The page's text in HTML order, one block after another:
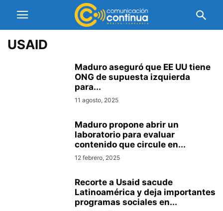
USAID
Maduro aseguró que EE UU tiene
ONG de supuesta izquierda
para...
11 agosto, 2025
Maduro propone abrir un
laboratorio para evaluar
contenido que circule en...
12 febrero, 2025
Recorte a Usaid sacude
Latinoamérica y deja importantes
programas sociales en...